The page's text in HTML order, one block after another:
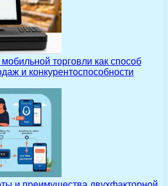
торговли как способ
и конкурентоспособности